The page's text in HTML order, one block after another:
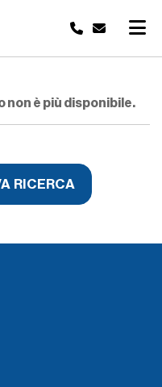
non è più disponibile.
RICERCA